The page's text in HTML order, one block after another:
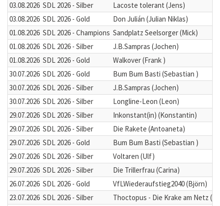
03.08.2026 SDL 2026 - Silber
Lacoste tolerant (Jens)
03.08.2026 SDL 2026 - Gold
Don Julián (Julian Niklas)
01.08.2026 SDL 2026 - Champions Sandplatz Seelsorger (Mick)
01.08.2026 SDL 2026 - Silber
J.B.Sampras (Jochen)
01.08.2026 SDL 2026 - Gold
Walkover (Frank )
30.07.2026 SDL 2026 - Gold
Bum Bum Basti (Sebastian )
30.07.2026 SDL 2026 - Silber
J.B.Sampras (Jochen)
30.07.2026 SDL 2026 - Silber
Longline-Leon (Leon)
29.07.2026 SDL 2026 - Silber
Inkonstant(in) (Konstantin)
29.07.2026 SDL 2026 - Silber
Die Rakete (Antoaneta)
29.07.2026 SDL 2026 - Gold
Bum Bum Basti (Sebastian )
29.07.2026 SDL 2026 - Silber
Voltaren (Ulf)
29.07.2026 SDL 2026 - Silber
Die Trillerfrau (Carina)
26.07.2026 SDL 2026 - Gold
VfLWiederaufstieg2040 (Björn)
23.07.2026 SDL 2026 - Silber
Thoctopus - Die Krake am Netz